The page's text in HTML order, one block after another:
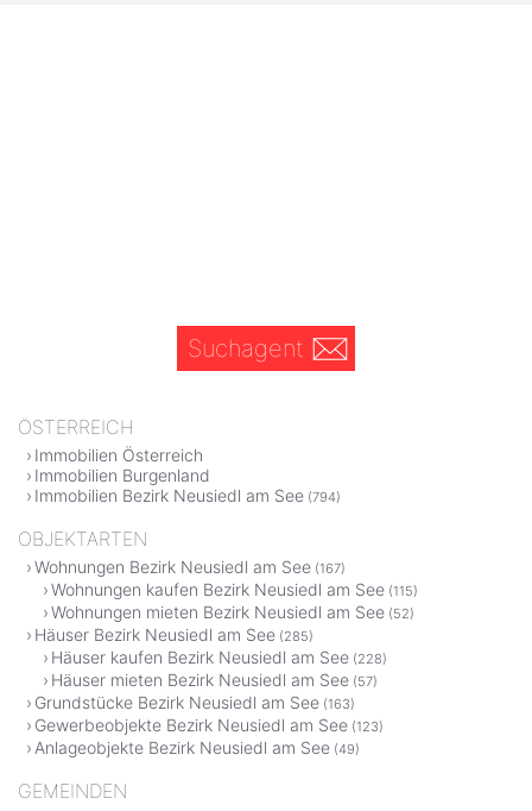
Suchagent
ÖSTERREICH
Immobilien Österreich
Immobilien Burgenland
Immobilien Bezirk Neusiedl am See (794)
OBJEKTARTEN
Wohnungen Bezirk Neusiedl am See (167)
Wohnungen kaufen Bezirk Neusiedl am See (115)
Wohnungen mieten Bezirk Neusiedl am See (52)
Häuser Bezirk Neusiedl am See (285)
Häuser kaufen Bezirk Neusiedl am See (228)
Häuser mieten Bezirk Neusiedl am See (57)
Grundstücke Bezirk Neusiedl am See (163)
Gewerbeobjekte Bezirk Neusiedl am See (123)
Anlageobjekte Bezirk Neusiedl am See (49)
GEMEINDEN